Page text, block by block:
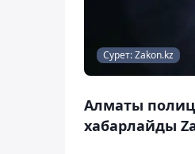
Сурет: Zakon.kz
Алматы
хабарлайды